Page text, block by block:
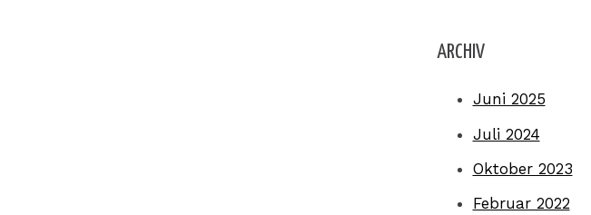
ARCHIV
Juni 2025
Juli 2024
Oktober 2023
Februar 2022